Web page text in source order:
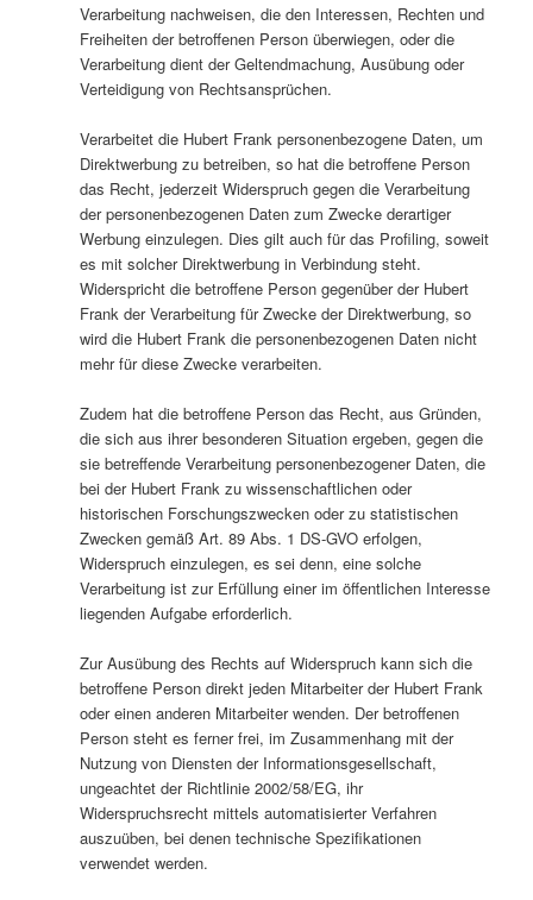
Verarbeitung nachweisen, die den Interessen, Rechten und
Freiheiten der betroffenen Person überwiegen, oder die
Verarbeitung dient der Geltendmachung, Ausübung oder
Verteidigung von Rechtsansprüchen.
Verarbeitet die Hubert Frank personenbezogene Daten, um
Direktwerbung zu betreiben, so hat die betroffene Person
das Recht, jederzeit Widerspruch gegen die Verarbeitung
der personenbezogenen Daten zum Zwecke derartiger
Werbung einzulegen. Dies gilt auch für das Profiling, soweit
es mit solcher Direktwerbung in Verbindung steht.
Widerspricht die betroffene Person gegenüber der Hubert
Frank der Verarbeitung für Zwecke der Direktwerbung, so
wird die Hubert Frank die personenbezogenen Daten nicht
mehr für diese Zwecke verarbeiten.
Zudem hat die betroffene Person das Recht, aus Gründen,
die sich aus ihrer besonderen Situation ergeben, gegen die
sie betreffende Verarbeitung personenbezogener Daten, die
bei der Hubert Frank zu wissenschaftlichen oder
historischen Forschungszwecken oder zu statistischen
Zwecken gemäß Art. 89 Abs. 1 DS-GVO erfolgen,
Widerspruch einzulegen, es sei denn, eine solche
Verarbeitung ist zur Erfüllung einer im öffentlichen Interesse
liegenden Aufgabe erforderlich.
Zur Ausübung des Rechts auf Widerspruch kann sich die
betroffene Person direkt jeden Mitarbeiter der Hubert Frank
oder einen anderen Mitarbeiter wenden. Der betroffenen
Person steht es ferner frei, im Zusammenhang mit der
Nutzung von Diensten der Informationsgesellschaft,
ungeachtet der Richtlinie 2002/58/EG, ihr
Widerspruchsrecht mittels automatisierter Verfahren
auszuüben, bei denen technische Spezifikationen
verwendet werden.